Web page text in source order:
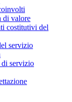
di valore
costitutivi del
servizio
di servizio